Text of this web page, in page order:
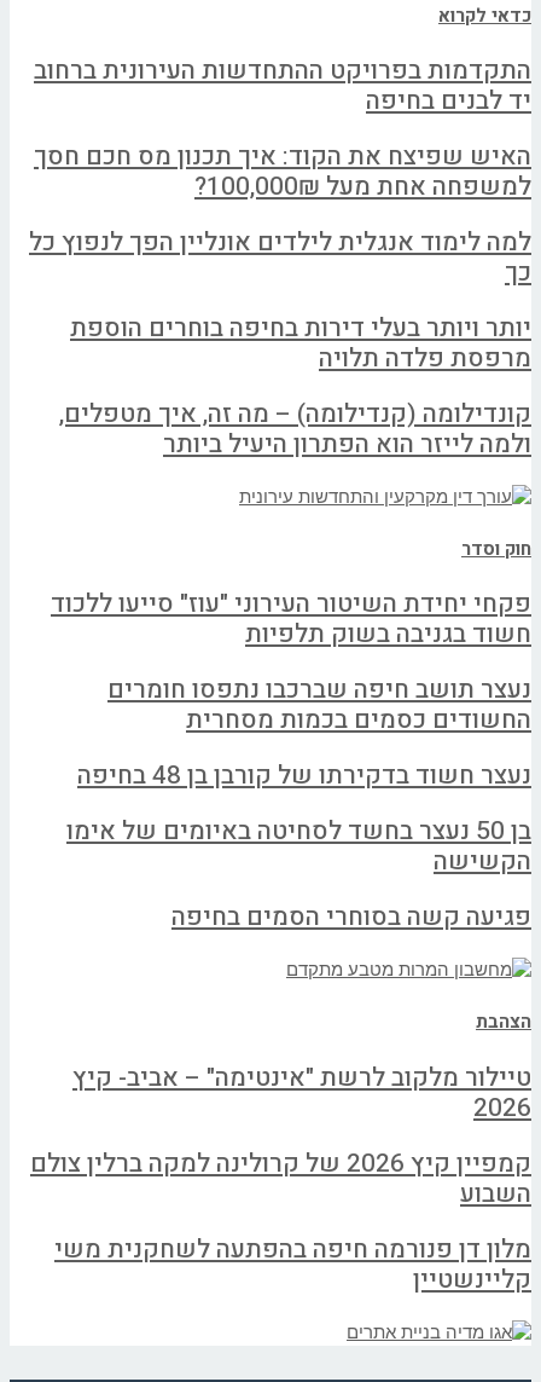
כדאי לקרוא
התקדמות בפרויקט ההתחדשות העירונית ברחוב
יד לבנים בחיפה
האיש שפיצח את הקוד: איך תכנון מס חכם חסך
למשפחה אחת מעל 100,000₪?
למה לימוד אנגלית לילדים אונליין הפך לנפוץ כל
כך
יותר ויותר בעלי דירות בחיפה בוחרים הוספת
מרפסת פלדה תלויה
קונדילומה (קנדילומה) – מה זה, איך מטפלים,
ולמה לייזר הוא הפתרון היעיל ביותר
חוק וסדר
פקחי יחידת השיטור העירוני "עוז" סייעו ללכוד
חשוד בגניבה בשוק תלפיות
נעצר תושב חיפה שברכבו נתפסו חומרים
החשודים כסמים בכמות מסחרית
נעצר חשוד בדקירתו של קורבן בן 48 בחיפה
בן 50 נעצר בחשד לסחיטה באיומים של אימו
הקשישה
פגיעה קשה בסוחרי הסמים בחיפה
הצהבת
טיילור מלקוב לרשת "אינטימה" – אביב- קיץ
2026
קמפיין קיץ 2026 של קרולינה למקה ברלין צולם
השבוע
מלון דן פנורמה חיפה בהפתעה לשחקנית משי
קליינשטיין